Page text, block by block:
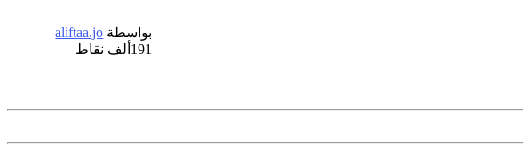
بواسطة aliftaa.jo
191ألف
نقاط